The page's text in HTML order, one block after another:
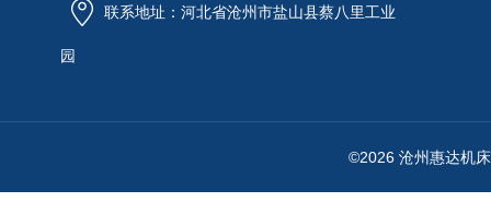
联系地址：河北省沧州市盐山县蔡八里工业
园
©2026 沧州惠达机